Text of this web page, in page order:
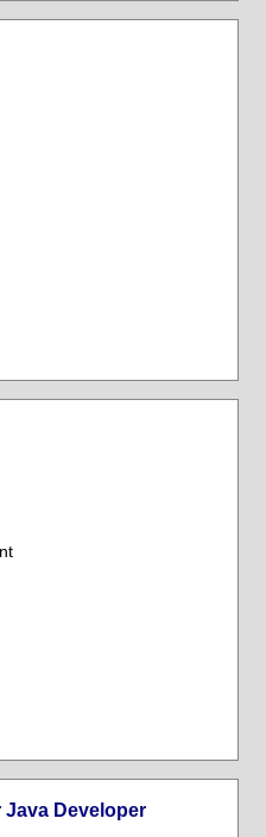
Java Developer